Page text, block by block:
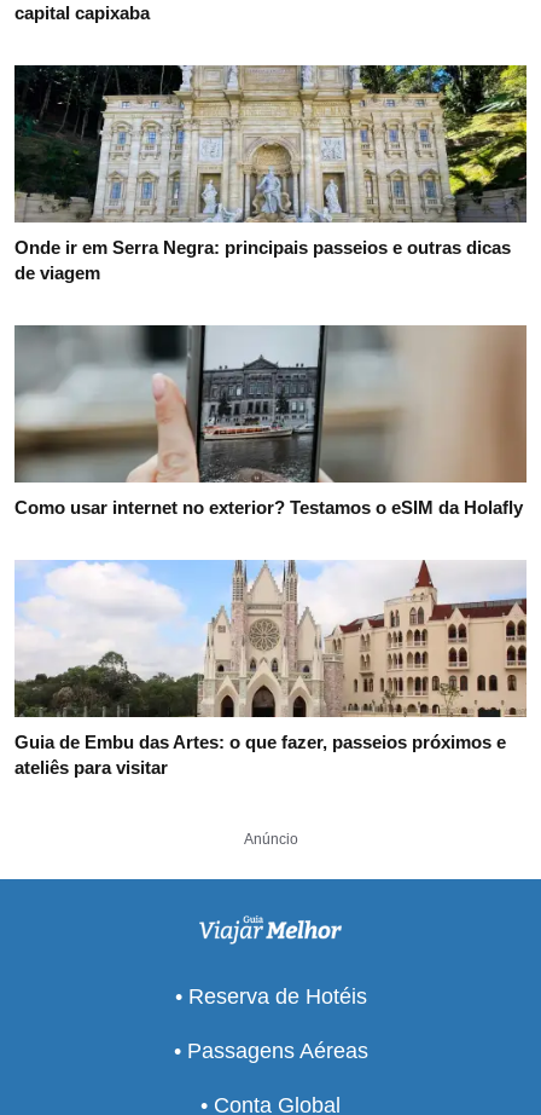
capital capixaba
Onde ir em Serra Negra: principais passeios e outras dicas
de viagem
Como usar internet no exterior? Testamos o eSIM da Holafly
Guia de Embu das Artes: o que fazer, passeios próximos e
ateliês para visitar
Anúncio
• Reserva de Hotéis
• Passagens Aéreas
• Conta Global